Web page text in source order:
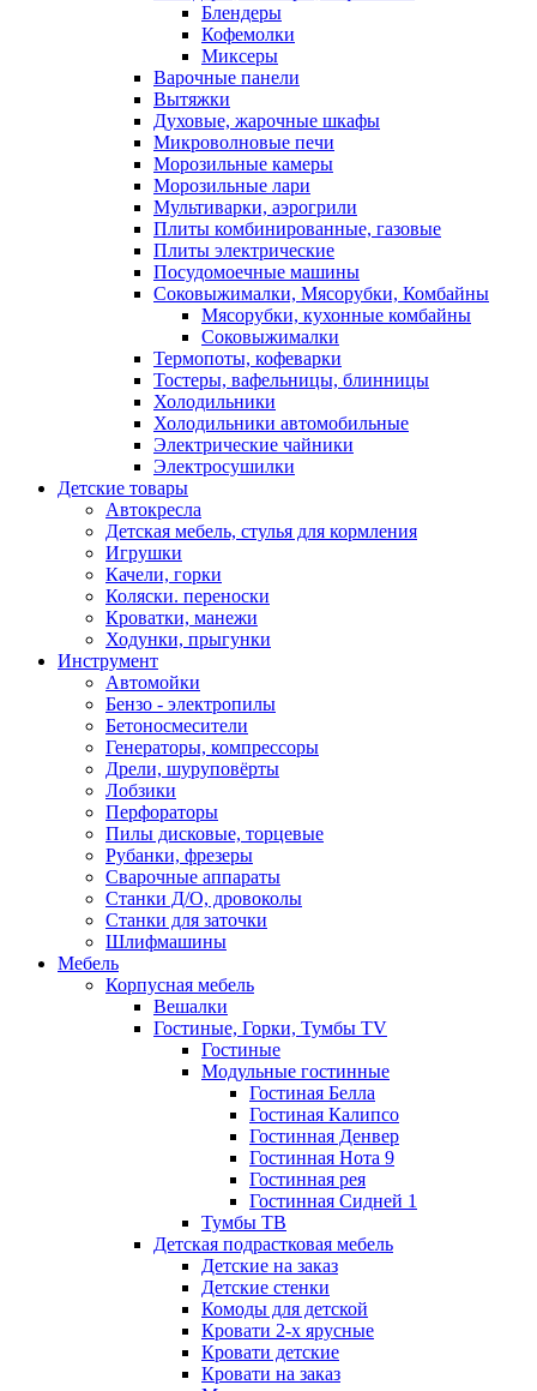
Блендеры
Кофемолки
Миксеры
Варочные панели
Вытяжки
Духовые, жарочные шкафы
Микроволновые печи
Морозильные камеры
Морозильные лари
Мультиварки, аэрогрили
Плиты комбинированные, газовые
Плиты электрические
Посудомоечные машины
Соковыжималки, Мясорубки, Комбайны
Мясорубки, кухонные комбайны
Соковыжималки
Термопоты, кофеварки
Тостеры, вафельницы, блинницы
Холодильники
Холодильники автомобильные
Электрические чайники
Электросушилки
Детские товары
Автокресла
Детская мебель, стулья для кормления
Игрушки
Качели, горки
Коляски. переноски
Кроватки, манежи
Ходунки, прыгунки
Инструмент
Автомойки
Бензо - электропилы
Бетоносмесители
Генераторы, компрессоры
Дрели, шуруповёрты
Лобзики
Перфораторы
Пилы дисковые, торцевые
Рубанки, фрезеры
Сварочные аппараты
Станки Д/О, дровоколы
Станки для заточки
Шлифмашины
Мебель
Корпусная мебель
Вешалки
Гостиные, Горки, Тумбы TV
Гостиные
Модульные гостинные
Гостиная Белла
Гостиная Калипсо
Гостинная Денвер
Гостинная Нота 9
Гостинная рея
Гостинная Сидней 1
Тумбы ТВ
Детская подрастковая мебель
Детские на заказ
Детские стенки
Комоды для детской
Кровати 2-х ярусные
Кровати детские
Кровати на заказ